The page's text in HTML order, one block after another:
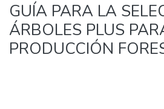
GUÍA PARA LA
ÁRBOLES PLUS
PRODUCCIÓN